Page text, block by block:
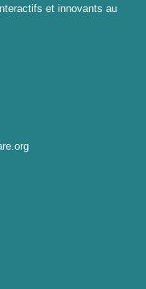
et innovants au